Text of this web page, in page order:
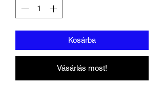
Kosárba
Vásárlás most!